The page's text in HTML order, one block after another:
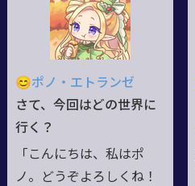
基本は(*´◒`*)や(*
´꒳`*) だけど根本は
商人気質。大変な負けず
嫌い。/ 真の姿は赤髪黒
眼。左手薬指に指輪。/
【設定資料】20歳にな
😊ポノ・エトランゼ
さて、今回はどの世界に
行く？
「こんにちは、私はポ
ノ。どうぞよろしくね！